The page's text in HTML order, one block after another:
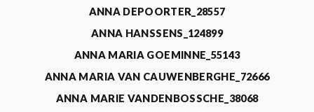
ANNA DEPOORTER_28557
ANNA HANSSENS_124899
ANNA MARIA GOEMINNE_55143
ANNA MARIA VAN CAUWENBERGHE_72666
ANNA MARIE VANDENBOSSCHE_38068